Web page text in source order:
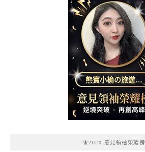
熊寶小榆の旅遊日
記
🧚2020 意見領袖榮耀榜